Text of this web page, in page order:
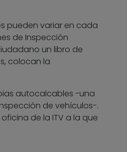
pueden variar en cada
de Inspección
un libro de
colocan la
autocalcables -una
de vehículos-.
de la ITV a la que